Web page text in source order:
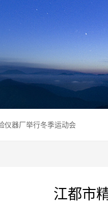
仪器厂举行冬季运动会
江都市